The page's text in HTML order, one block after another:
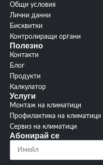
Общи условия
Лични данни
Бисквитки
Контролиращи органи
Полезно
Контакти
Блог
Продукти
Калкулатор
Услуги
Монтаж на климатици
Профилактика на климатици
Сервиз на климатици
Абонирай се